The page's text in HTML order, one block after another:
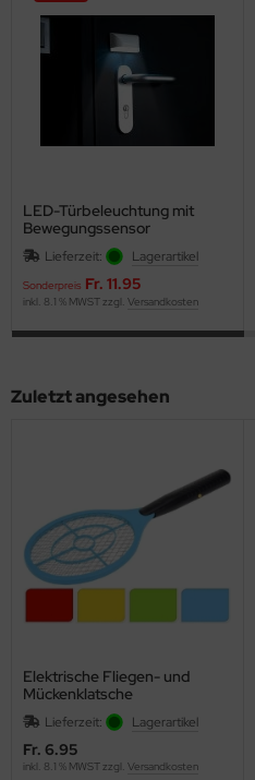
LED-Türbeleuchtung mit
Bewegungssensor
Lieferzeit: Lagerartikel
Sonderpreis Fr. 11.95
inkl. 8.1 % MWST zzgl. Versandkosten
Zuletzt angesehen
Elektrische Fliegen- und
Mückenklatsche
Lieferzeit: Lagerartikel
Fr. 6.95
inkl. 8.1 % MWST zzgl. Versandkosten